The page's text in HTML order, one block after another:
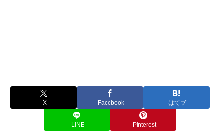
X Facebook はてブ
LINE Pinterest